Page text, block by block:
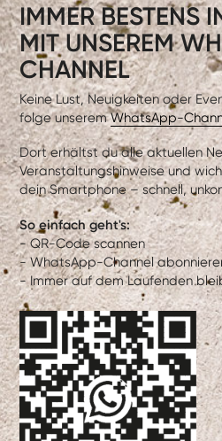
IMMER BESTENS
MIT UNSEREM
CHANNEL
Keine Lust, Neuigkeiten oder
folge unseremWhatsApp-
Dort erhältst du alle aktuellen
Veranstaltungshinweise und
dein Smartphone – schnell,
So einfach geht's:
- QR-Code scannen
- WhatsApp-Channel
- Immer auf dem Laufenden